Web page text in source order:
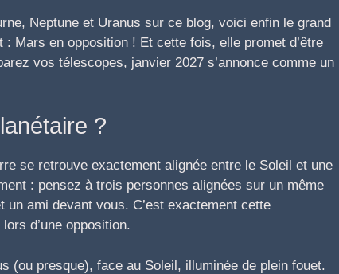
Neptune et Uranus sur ce blog, voici enfin le grand
: Mars en opposition ! Et cette fois, elle promet d’être
vos télescopes, janvier 2027 s’annonce comme un
?
se retrouve exactement alignée entre le Soleil et une
: pensez à trois personnes alignées sur un même
ami devant vous. C’est exactement cette
d’une opposition.
(ou presque), face au Soleil, illuminée de plein fouet.